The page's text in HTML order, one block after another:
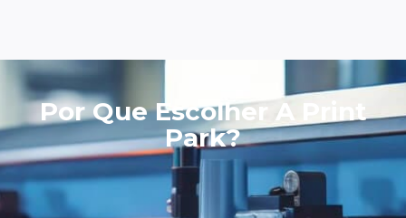
Por Que Escolher A Print
Park?